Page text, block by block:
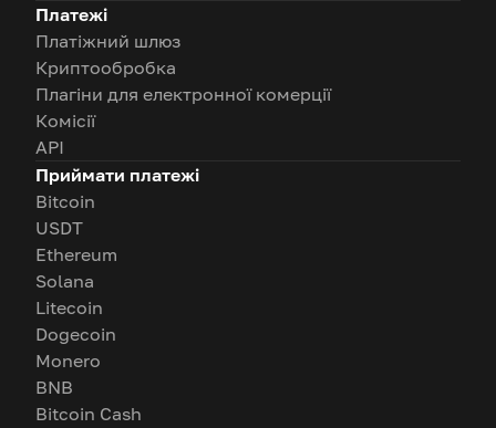
Платежі
Платіжний шлюз
Криптообробка
Плагіни для електронної комерції
Комісії
API
Приймати платежі
Bitcoin
USDT
Ethereum
Solana
Litecoin
Dogecoin
Monero
BNB
Bitcoin Cash